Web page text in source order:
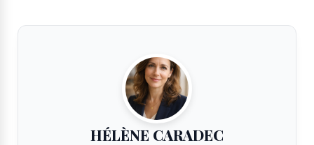
HÉLÈNE CARADEC